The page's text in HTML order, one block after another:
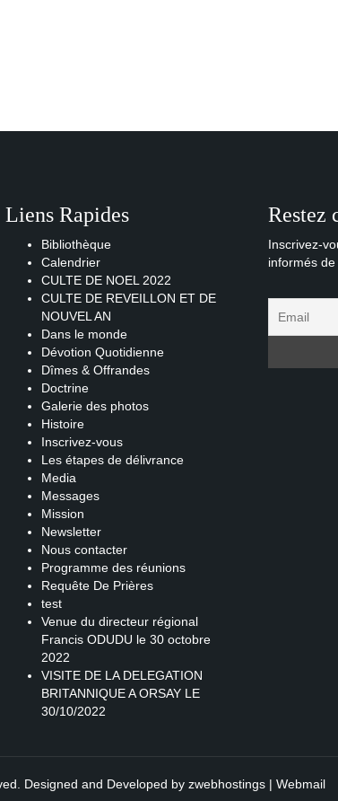
Liens Rapides
Bibliothèque
Calendrier
CULTE DE NOEL 2022
CULTE DE REVEILLON ET DE
NOUVEL AN
Dans le monde
Dévotion Quotidienne
Dîmes & Offrandes
Doctrine
Galerie des photos
Histoire
Inscrivez-vous
Les étapes de délivrance
Media
Messages
Mission
Newsletter
Nous contacter
Programme des réunions
Requête De Prières
test
Venue du directeur régional
Francis ODUDU le 30 octobre
2022
VISITE DE LA DELEGATION
BRITANNIQUE A ORSAY LE
30/10/2022
Restez
Inscrivez-
informés
Designed and Developed by zwebhostings| Webmail